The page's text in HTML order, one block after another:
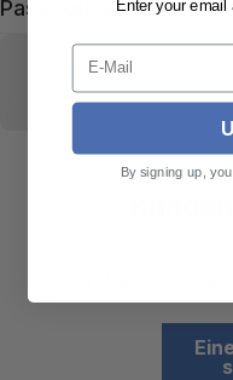
Passt gut zuEnter your email
E-Mail
By signing up,